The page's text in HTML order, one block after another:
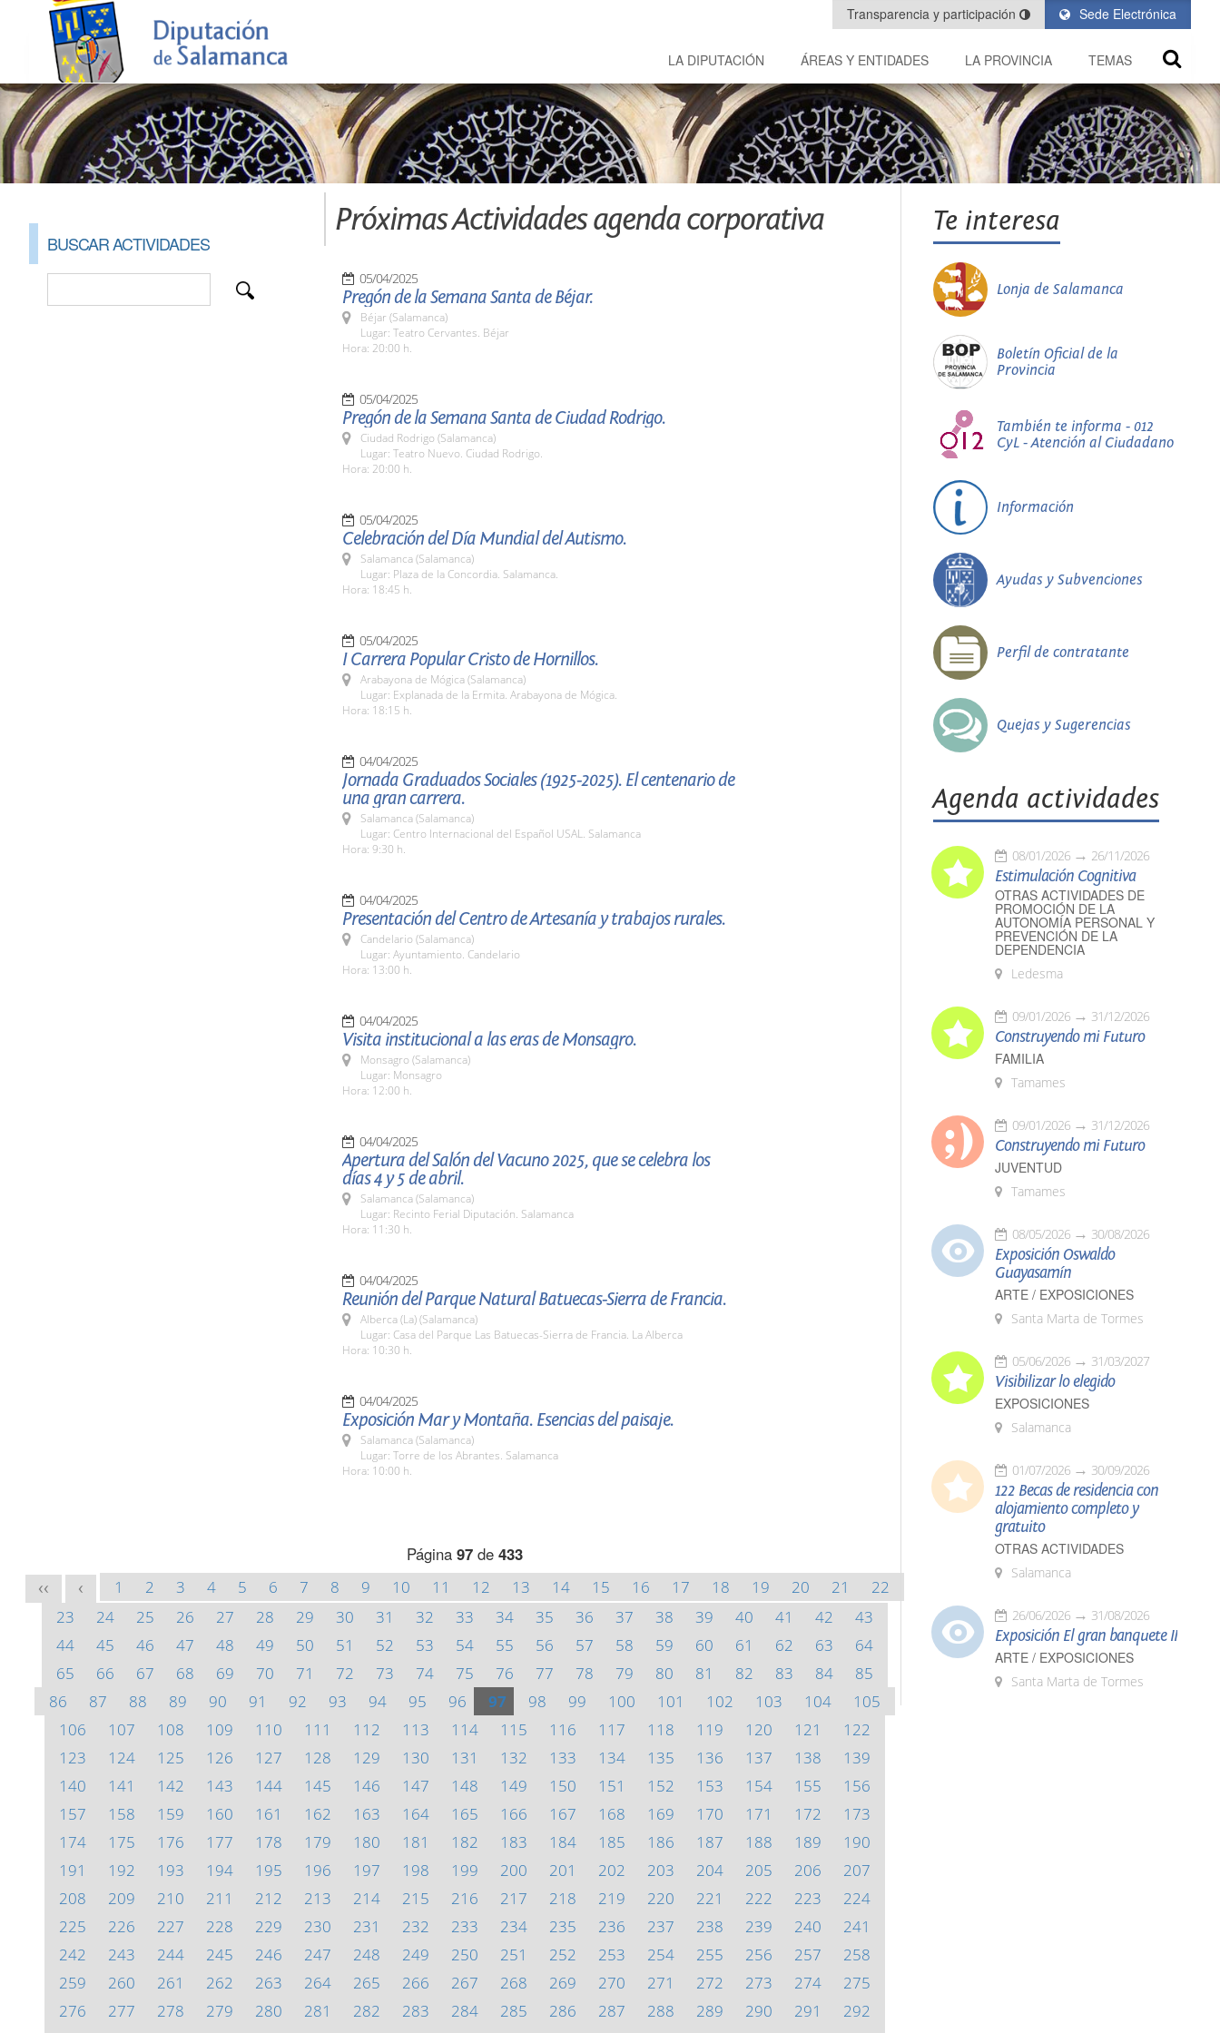
Sede Electrónica
Transparencia y participación
LA DIPUTACIÓN ÁREAS Y ENTIDADES LA PROVINCIA TEMAS
BUSCAR ACTIVIDADES
Próximas Actividades agenda corporativa
05/04/2025
Pregón de la Semana Santa de Béjar.
Béjar (Salamanca)
Lugar: Teatro Cervantes. Béjar
Hora: 20:00 h.
05/04/2025
Pregón de la Semana Santa de Ciudad Rodrigo.
Ciudad Rodrigo (Salamanca)
Lugar: Teatro Nuevo. Ciudad Rodrigo.
Hora: 20:00 h.
05/04/2025
Celebración del Día Mundial del Autismo.
Salamanca (Salamanca)
Lugar: Plaza de la Concordia. Salamanca.
Hora: 18:45 h.
05/04/2025
I Carrera Popular Cristo de Hornillos.
Arabayona de Mógica (Salamanca)
Lugar: Explanada de la Ermita. Arabayona de Mógica.
Hora: 18:15 h.
04/04/2025
Jornada Graduados Sociales (1925-2025). El centenario de
una gran carrera.
Salamanca (Salamanca)
Lugar: Centro Internacional del Español USAL. Salamanca
Hora: 9:30 h.
04/04/2025
Presentación del Centro de Artesanía y trabajos rurales.
Candelario (Salamanca)
Lugar: Ayuntamiento. Candelario
Hora: 13:00 h.
04/04/2025
Visita institucional a las eras de Monsagro.
Monsagro (Salamanca)
Lugar: Monsagro
Hora: 12:00 h.
04/04/2025
Apertura del Salón del Vacuno 2025, que se celebra los
días 4 y 5 de abril.
Salamanca (Salamanca)
Lugar: Recinto Ferial Diputación. Salamanca
Hora: 11:30 h.
04/04/2025
Reunión del Parque Natural Batuecas-Sierra de Francia.
Alberca (La) (Salamanca)
Lugar: Casa del Parque Las Batuecas-Sierra de Francia. La Alberca
Hora: 10:30 h.
04/04/2025
Exposición Mar y Montaña. Esencias del paisaje.
Salamanca (Salamanca)
Lugar: Torre de los Abrantes. Salamanca
Hora: 10:00 h.
Página 97 de 433
<< < 1 2 3 4 5 6 7 8 9 10 11 12 13 14 15 16 17 18 19 20 21
22
23
24 25 26 27 28 29 30 31 32 33 34 35 36 37 38 39 40 41 42
43
44
45 46 47 48 49 50 51 52 53 54 55 56 57 58 59 60 61 62 63
64
65
66 67 68 69 70 71 72 73 74 75 76 77 78 79 80 81 82 83 84
85
86
87 88 89 90 91 92 93 94 95 96 97 98 99 100 101 102 103 104
105
106
107 108 109 110 111 112 113 114 115 116 117 118 119 120 121
122
123
124 125 126 127 128 129 130 131 132 133 134 135 136 137 138
139
140
141 142 143 144 145 146 147 148 149 150 151 152 153 154 155
156
157
158 159 160 161 162 163 164 165 166 167 168 169 170 171 172
173
174
175 176 177 178 179 180 181 182 183 184 185 186 187 188 189
190
191
192 193 194 195 196 197 198 199 200 201 202 203 204 205 206
207
208
209 210 211 212 213 214 215 216 217 218 219 220 221 222 223
224
225
226 227 228 229 230 231 232 233 234 235 236 237 238 239 240
241
242
243 244 245 246 247 248 249 250 251 252 253 254 255 256 257
258
259
260 261 262 263 264 265 266 267 268 269 270 271 272 273 274
275
276
277 278 279 280 281 282 283 284 285 286 287 288 289 290 291
292
Te interesa
Lonja de Salamanca
Boletín Oficial de la
Provincia
También te informa - 012
CyL - Atención al Ciudadano
Información
Ayudas y Subvenciones
Perfil de contratante
Quejas y Sugerencias
Agenda actividades
08/01/2026 26/11/2026
Estimulación Cognitiva
OTRAS ACTIVIDADES DE
PROMOCIÓN DE LA
AUTONOMÍA PERSONAL Y
PREVENCIÓN DE LA
DEPENDENCIA
Ledesma
09/01/2026 31/12/2026
Construyendo mi Futuro
FAMILIA
Tamames
09/01/2026 31/12/2026
Construyendo mi Futuro
JUVENTUD
Tamames
08/05/2026 30/08/2026
Exposición Oswaldo
Guayasamín
ARTE / EXPOSICIONES
Santa Marta de Tormes
05/06/2026 31/03/2027
Visibilizar lo elegido
EXPOSICIONES
Salamanca
01/07/2026 30/09/2026
122 Becas de residencia con
alojamiento completo y
gratuito
OTRAS ACTIVIDADES
Salamanca
26/06/2026 31/08/2026
Exposición El gran banquete II
ARTE / EXPOSICIONES
Santa Marta de Tormes